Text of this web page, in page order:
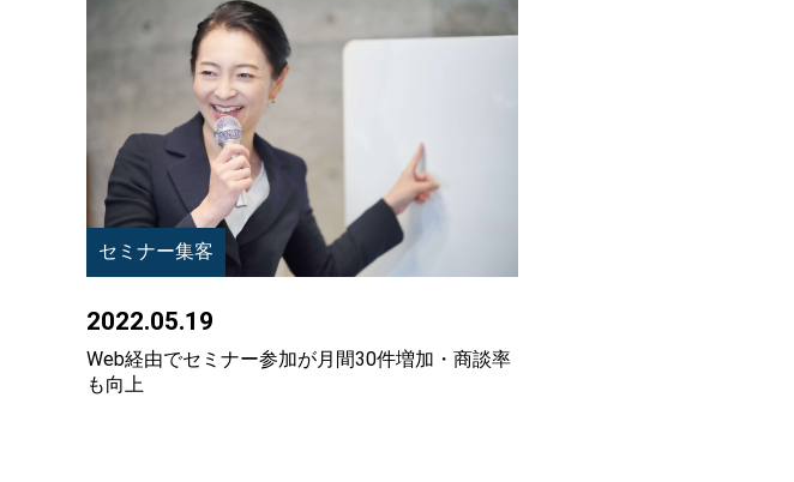
セミナー集客
2022.05.19
Web経由でセミナー参加が月間30件増加・商談率
も向上